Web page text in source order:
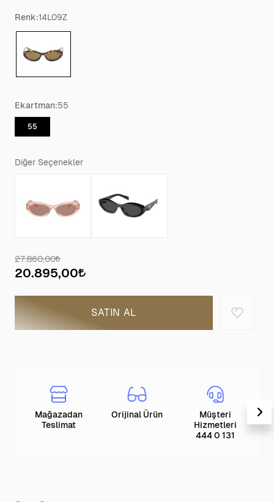
Renk:14L09Z
Ekartman:55
55
Diğer Seçenekler
27.860,00
20.895,00
SATIN AL
Mağazadan
Teslimat
Orijinal Ürün
Müşteri
Hizmetleri
444 0 131